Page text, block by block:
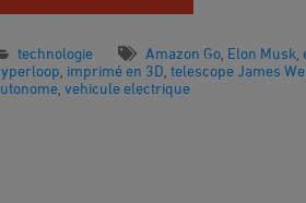
technologie Amazon Go Elon Musk ,
imprimé en 3D ,telescope James
,vehicule electrique